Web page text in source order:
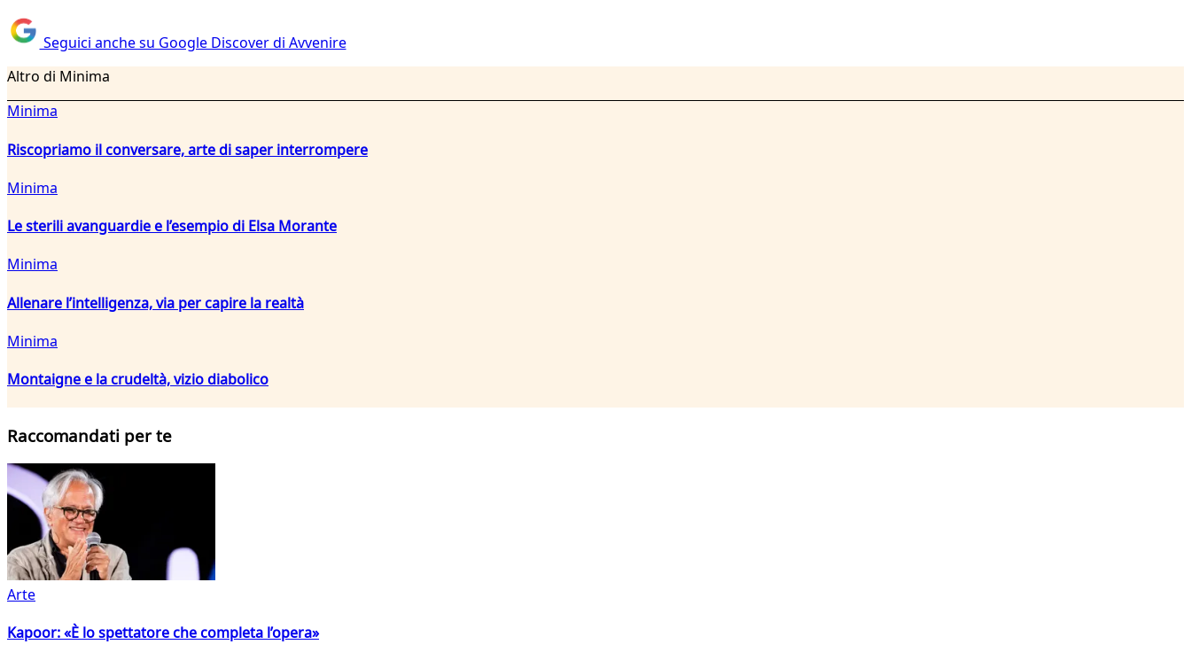
Seguici anche su Google Discover di Avvenire
Altro di Minima
Minima
Riscopriamo il conversare, arte di saper interrompere
Minima
Le sterili avanguardie e l’esempio di Elsa Morante
Minima
Allenare l’intelligenza, via per capire la realtà
Minima
Montaigne e la crudeltà, vizio diabolico
Raccomandati per te
Arte
Kapoor: «È lo spettatore che completa l’opera»